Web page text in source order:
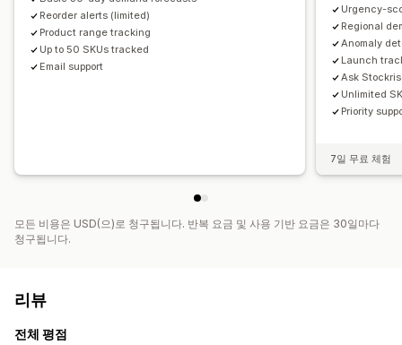
Reorder alerts (limited)
Product range tracking
Up to 50 SKUs tracked
Email support
Urgency-
Regional
Anomaly
Launch
Ask
Unlimited
Priority
7일 무료 체험
모든 비용은 USD(으)로 청구됩니다. 반복 요금 및 사용 기반 요금은 30일마다
청구됩니다.
리뷰
전체 평점